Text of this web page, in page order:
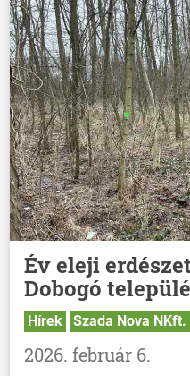
Év eleji
Dobogó
Hírek Szada Nova NKft.
2026. február 6.